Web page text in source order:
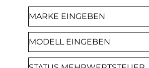
DAS TEAM
GESCHICHTE